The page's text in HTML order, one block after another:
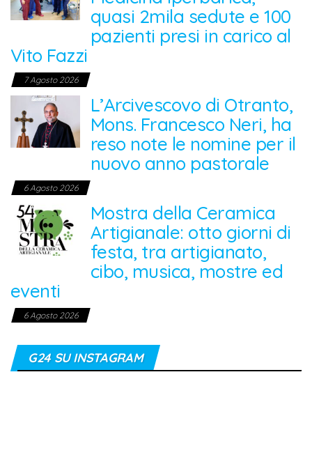
quasi 2mila sedute e 100
pazienti presi in carico al
Vito Fazzi
7 Agosto 2026
L’Arcivescovo di Otranto,
Mons. Francesco Neri, ha
reso note le nomine per il
nuovo anno pastorale
6 Agosto 2026
Mostra della Ceramica
Artigianale: otto giorni di
festa, tra artigianato,
cibo, musica, mostre ed
eventi
6 Agosto 2026
G24 SU INSTAGRAM